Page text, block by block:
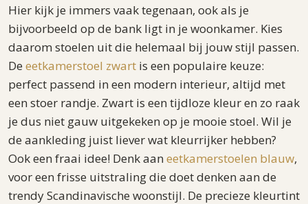
Hier kijk je immers vaak tegenaan, ook als je
bijvoorbeeld op de bank ligt in je woonkamer. Kies
daarom stoelen uit die helemaal bij jouw stijl passen.
De eetkamerstoel zwart is een populaire keuze:
perfect passend in een modern interieur, altijd met
een stoer randje. Zwart is een tijdloze kleur en zo raak
je dus niet gauw uitgekeken op je mooie stoel. Wil je
de aankleding juist liever wat kleurrijker hebben?
Ook een fraai idee! Denk aan eetkamerstoelen blauw,
voor een frisse uitstraling die doet denken aan de
trendy Scandinavische woonstijl. De precieze kleurtint